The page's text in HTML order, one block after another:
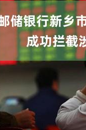
14311.01 200.89